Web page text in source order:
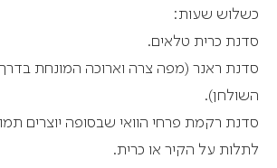
כשלוש שעות:
סדנת כרית טלאים.
סדנת ראנר (מפה צרה וארוכה המונחת
השולחן).
סדנת רקמת פרחי הוואי שבסופה יוצרים
לתלות על הקיר או כרית.